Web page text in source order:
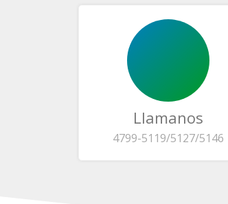
Llamanos
4799-5119/5127/5146